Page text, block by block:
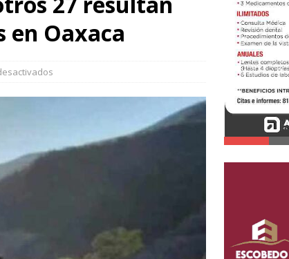
personas vulnerables: Waldo
en Oaxaca